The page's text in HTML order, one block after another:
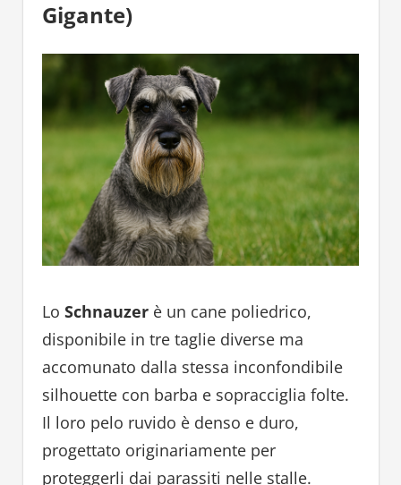
Gigante)
Lo Schnauzerè un cane poliedrico,
disponibile in tre taglie diverse ma
accomunato dalla stessa inconfondibile
silhouette con barba e sopracciglia folte.
Il loro pelo ruvido è denso e duro,
progettato originariamente per
proteggerli dai parassiti nelle stalle.